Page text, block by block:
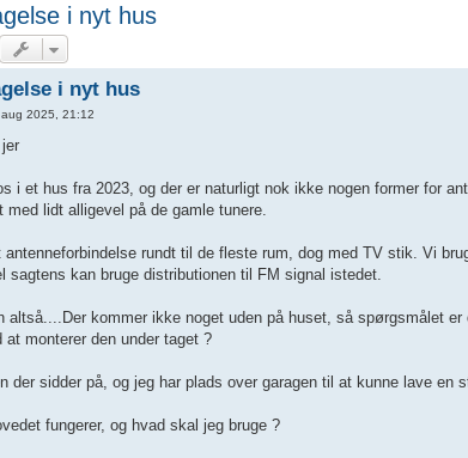
i nyt hus
i nyt hus
2025, 21:12
i et hus fra 2023, og der er naturligt nok ikke nogen former for
med lidt alligevel på de gamle tunere.
antenneforbindelse rundt til de fleste rum, dog med TV stik. Vi
kan bruge distributionen til FM signal istedet.
altså....Der kommer ikke noget uden på huset, så spørgsmålet
at monterer den under taget ?
der sidder på, og jeg har plads over garagen til at kunne lave en
fungerer, og hvad skal jeg bruge ?